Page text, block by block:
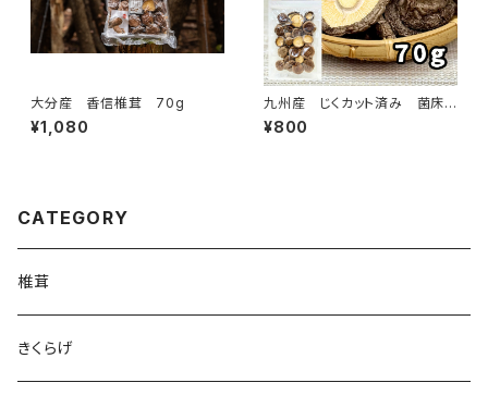
大分産 香信椎茸 70g
¥1,080
九州産 じくカット済み 菌床
椎茸 70ｇ
¥800
CATEGORY
椎茸
きくらげ